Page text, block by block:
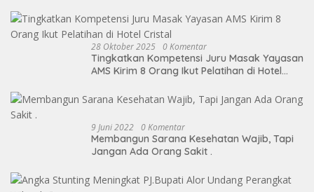
28 Oktober 2025 0 Komentar
Tingkatkan Kompetensi Juru Masak Yayasan
AMS Kirim 8 Orang Ikut Pelatihan di Hotel
9 Juni 2022 0 Komentar
Membangun Sarana Kesehatan Wajib, Tapi
Jangan Ada Orang Sakit .